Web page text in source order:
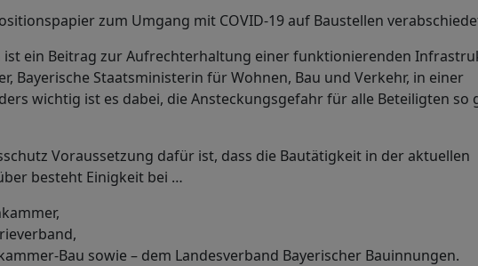
zum Umgang mit COVID-19 auf Baustellen
ist ein Beitrag zur Aufrechterhaltung einer funktionierenden
Bayerische Staatsministerin für Wohnen, Bau und Verkehr, in einer
wichtig ist es dabei, die Ansteckungsgefahr für alle Beteiligten so
Voraussetzung dafür ist, dass die Bautätigkeit in der aktuellen
besteht Einigkeit bei …
Bau sowie – dem Landesverband Bayerischer Bauinnungen.